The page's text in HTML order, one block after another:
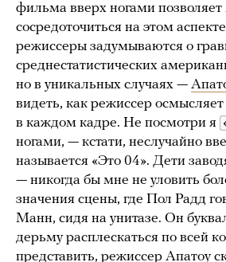
фильма вверх ногами
сосредоточиться на этом
режиссеры задумываются о
среднестатистических
но в уникальных случаях —
видеть, как режиссер
в каждом кадре. Не посмотри я
ногами, — кстати, неслучайно
называется «Это 04». Дети
— никогда бы мне не уловить
значения сцены, где Пол Радд
Манн, сидя на унитазе. Он
дерьму расплескаться по всей
представить, режиссер Апатоу